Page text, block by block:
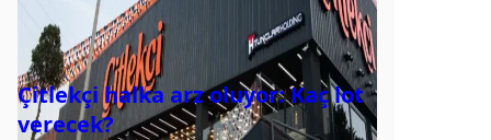
Çitlekçi halka arz oluyor: Kaç lot
verecek?